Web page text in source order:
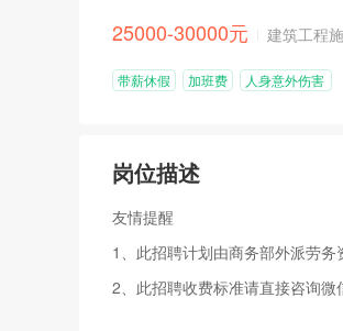
25000-30000元 建筑工程
带薪休假 加班费
人身意外伤害
岗位描述
友情提醒
1、此招聘计划由商务部外派劳务
2、此招聘收费标准请直接咨询微